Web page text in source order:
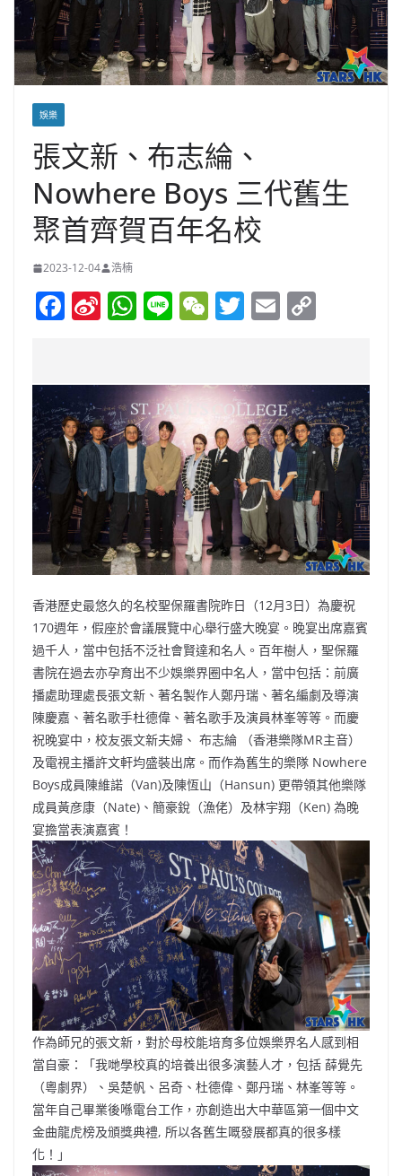
娛樂
張文新、布志綸、
Nowhere Boys 三代舊生
聚首齊賀百年名校
2023-12-04 浩楠
F
e
b
o
o
k
Si
W
ei
b
o
W
s
A
p
p
Li W
h
at
T
er
E
l y
Li
n
k
香港歷史最悠久的名校聖保羅書院昨日（12月3日）為慶祝
170週年，假座於會議展覽中心舉行盛大晚宴。晚宴出席嘉賓
過千人，當中包括不泛社會賢達和名人。百年樹人，聖保羅
書院在過去亦孕育出不少娛樂界圈中名人，當中包括：前廣
播處助理處長張文新、著名製作人鄭丹瑞、著名編劇及導演
陳慶嘉、著名歌手杜德偉、著名歌手及演員林峯等等。而慶
祝晚宴中，校友張文新夫婦、 布志綸 （香港樂隊MR主音）
及電視主播許文軒均盛裝出席。而作為舊生的樂隊 Nowhere
Boys成員陳維諾（Van)及陳恆山（Hansun) 更帶領其他樂隊
成員黃彦康（Nate)、簡豪銳（漁佬）及林宇翔（Ken) 為晚
宴擔當表演嘉賓！
作為師兄的張文新，對於母校能培育多位娛樂界名人感到相
當自豪：「我哋學校真的培養出很多演藝人才，包括 薛覺先
（粵劇界）、吳楚帆、呂奇、杜德偉、鄭丹瑞、林峯等等。
當年自己畢業後喺電台工作，亦創造出大中華區第一個中文
金曲龍虎榜及頒獎典禮, 所以各舊生嘅發展都真的很多樣
化！」